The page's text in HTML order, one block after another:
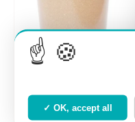
OK, accept all
Verre à dent
4,50